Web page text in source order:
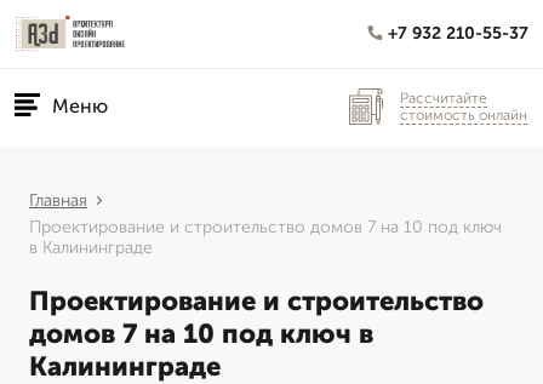
+7 932 210-55-37
Меню
Рассчитайте
стоимость онлайн
Главная
Проектирование и строительство домов 7 на 10 под ключ
в Калининграде
Проектирование и строительство
домов 7 на 10 под ключ в
Калининграде